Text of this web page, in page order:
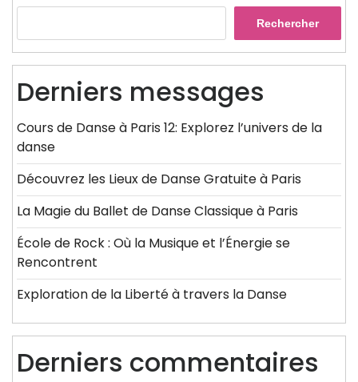
Rechercher
Derniers messages
Cours de Danse à Paris 12: Explorez l’univers de la
danse
Découvrez les Lieux de Danse Gratuite à Paris
La Magie du Ballet de Danse Classique à Paris
École de Rock : Où la Musique et l’Énergie se
Rencontrent
Exploration de la Liberté à travers la Danse
Derniers commentaires